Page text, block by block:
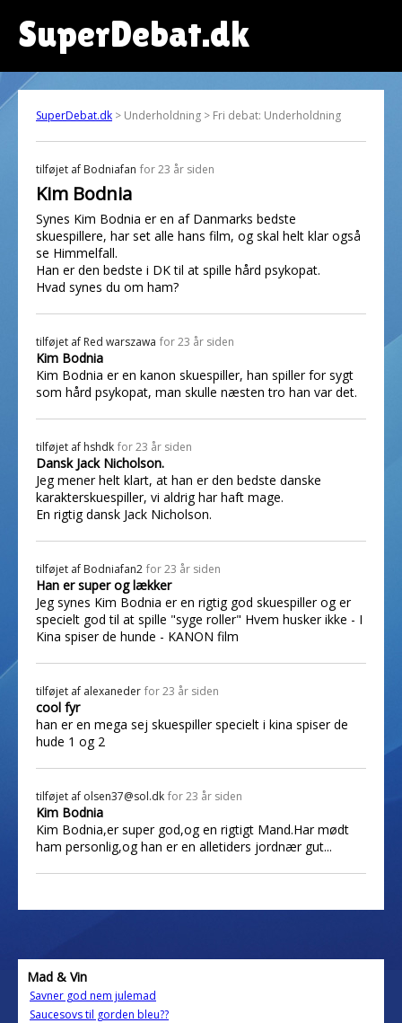
SuperDebat.dk
SuperDebat.dk > Underholdning > Fri debat: Underholdning
tilføjet af Bodniafan for 23 år siden
Kim Bodnia
Synes Kim Bodnia er en af Danmarks bedste
skuespillere, har set alle hans film, og skal helt klar også
se Himmelfall.
Han er den bedste i DK til at spille hård psykopat.
Hvad synes du om ham?
tilføjet af Red warszawa for 23 år siden
Kim Bodnia
Kim Bodnia er en kanon skuespiller, han spiller for sygt
som hård psykopat, man skulle næsten tro han var det.
tilføjet af hshdk for 23 år siden
Dansk Jack Nicholson.
Jeg mener helt klart, at han er den bedste danske
karakterskuespiller, vi aldrig har haft mage.
En rigtig dansk Jack Nicholson.
tilføjet af Bodniafan2 for 23 år siden
Han er super og lækker
Jeg synes Kim Bodnia er en rigtig god skuespiller og er
specielt god til at spille "syge roller" Hvem husker ikke - I
Kina spiser de hunde - KANON film
tilføjet af alexaneder for 23 år siden
cool fyr
han er en mega sej skuespiller specielt i kina spiser de
hude 1 og 2
tilføjet af olsen37@sol.dk for 23 år siden
Kim Bodnia
Kim Bodnia,er super god,og en rigtigt Mand.Har mødt
ham personlig,og han er en alletiders jordnær gut...
Mad & Vin
Savner god nem julemad
Saucesovs til gorden bleu??